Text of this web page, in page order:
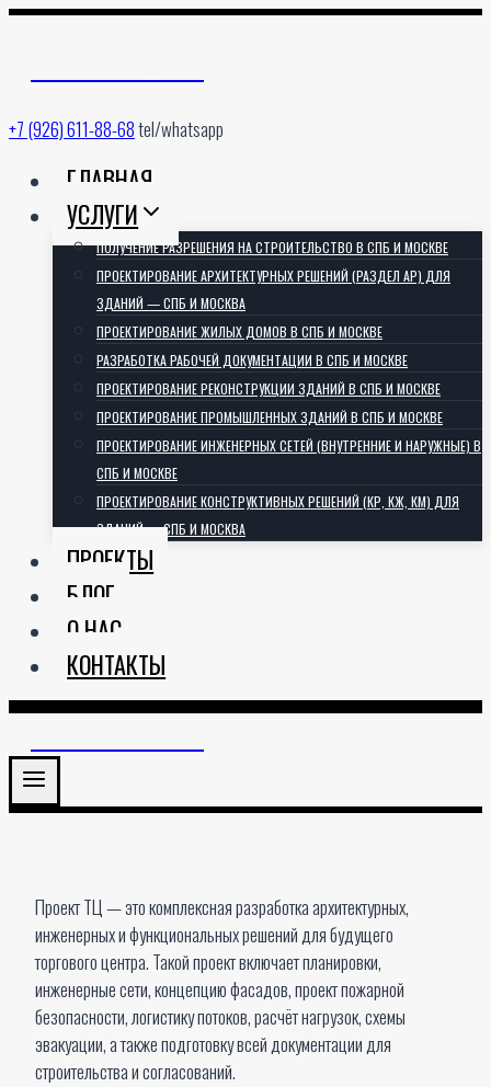
Перейти
содержимому
+7 (926) 611-88-68tel/whatsapp
ГЛАВНАЯ
УСЛУГИ
ПОЛУЧЕНИЕ РАЗРЕШЕНИЯ НА СТРОИТЕЛЬСТВО В СПБ И МОСКВЕ
ПРОЕКТИРОВАНИЕ АРХИТЕКТУРНЫХ РЕШЕНИЙ (РАЗДЕЛ АР) ДЛЯ
ЗДАНИЙ — СПБ И МОСКВА
ПРОЕКТИРОВАНИЕ ЖИЛЫХ ДОМОВ В СПБ И МОСКВЕ
РАЗРАБОТКА РАБОЧЕЙ ДОКУМЕНТАЦИИ В СПБ И МОСКВЕ
ПРОЕКТИРОВАНИЕ РЕКОНСТРУКЦИИ ЗДАНИЙ В СПБ И МОСКВЕ
ПРОЕКТИРОВАНИЕ ПРОМЫШЛЕННЫХ ЗДАНИЙ В СПБ И МОСКВЕ
ПРОЕКТИРОВАНИЕ ИНЖЕНЕРНЫХ СЕТЕЙ (ВНУТРЕННИЕ И НАРУЖНЫЕ) В
СПБ И МОСКВЕ
ПРОЕКТИРОВАНИЕ КОНСТРУКТИВНЫХ РЕШЕНИЙ (КР, КЖ, КМ) ДЛЯ
ЗДАНИЙ — СПБ И МОСКВА
ПРОЕКТЫ
БЛОГ
О НАС
КОНТАКТЫ
Проект ТЦ — это комплексная разработка архитектурных,
инженерных и функциональных решений для будущего
торгового центра. Такой проект включает планировки,
инженерные сети, концепцию фасадов, проект пожарной
безопасности, логистику потоков, расчёт нагрузок, схемы
эвакуации, а также подготовку всей документации для
строительства и согласований.